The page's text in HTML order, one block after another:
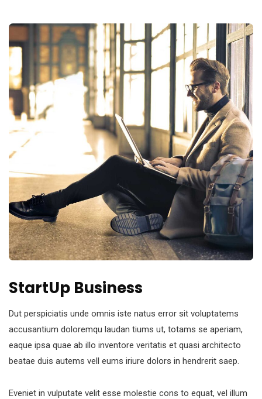
StartUp Business
Dut perspiciatis unde omnis iste natus error sit voluptatems
accusantium doloremqu laudan tiums ut, totams se aperiam,
eaque ipsa quae ab illo inventore veritatis et quasi architecto
beatae duis autems vell eums iriure dolors in hendrerit saep.
Eveniet in vulputate velit esse molestie cons to equat, vel illum